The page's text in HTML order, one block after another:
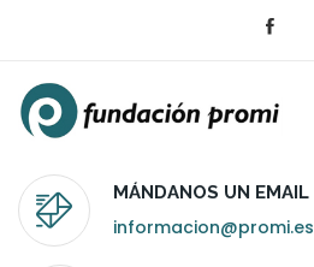
MÁNDANOS UN EMAIL
informacion@promi.es